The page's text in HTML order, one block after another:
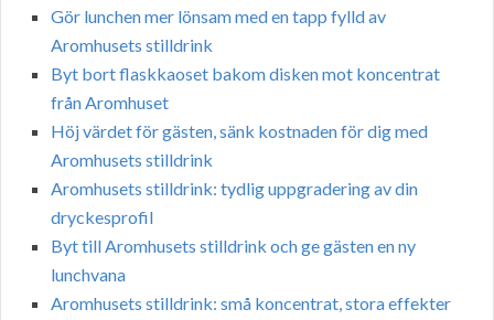
Gör lunchen mer lönsam med en tapp fylld av
Aromhusets stilldrink
Byt bort flaskkaoset bakom disken mot koncentrat
från Aromhuset
Höj värdet för gästen, sänk kostnaden för dig med
Aromhusets stilldrink
Aromhusets stilldrink: tydlig uppgradering av din
dryckesprofil
Byt till Aromhusets stilldrink och ge gästen en ny
lunchvana
Aromhusets stilldrink: små koncentrat, stora effekter